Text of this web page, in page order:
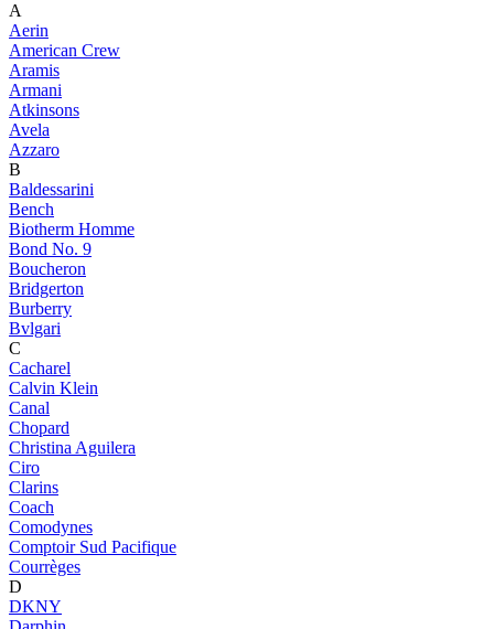
A
Aerin
American Crew
Aramis
Armani
Atkinsons
Avela
Azzaro
B
Baldessarini
Bench
Biotherm Homme
Bond No. 9
Boucheron
Bridgerton
Burberry
Bvlgari
C
Cacharel
Calvin Klein
Canal
Chopard
Christina Aguilera
Ciro
Clarins
Coach
Comodynes
Comptoir Sud Pacifique
Courrèges
D
DKNY